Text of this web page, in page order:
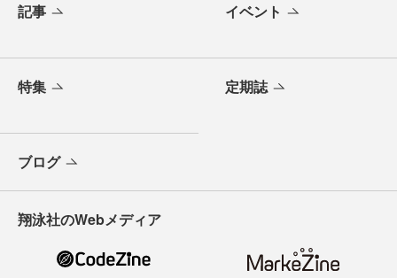
記事 イベント
特集 定期誌
ブログ
翔泳社のWebメディア